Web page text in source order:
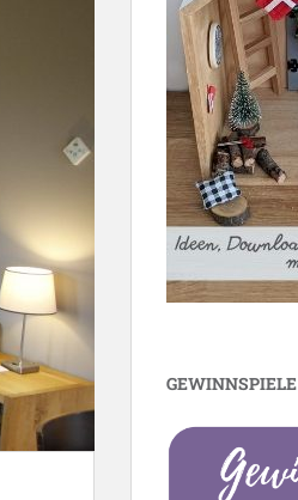
GEWINNSPIELE